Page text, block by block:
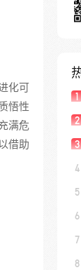
化可
悟性
满危
借助
1
2
3
4
5
6
7
8